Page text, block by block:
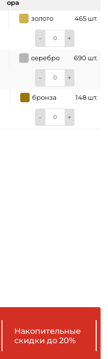
ора
золото 465 шт.
- +
серебро 690 шт.
- +
бронза 148 шт.
- +
Накопительные
скидки до 20%